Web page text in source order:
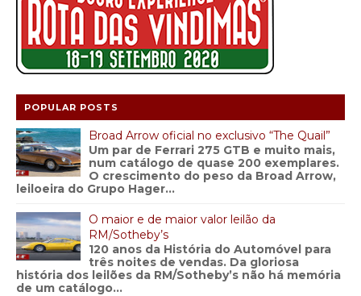
POPULAR POSTS
Broad Arrow oficial no exclusivo “The Quail”
Um par de Ferrari 275 GTB e muito mais,
num catálogo de quase 200 exemplares.
O crescimento do peso da Broad Arrow,
leiloeira do Grupo Hager...
O maior e de maior valor leilão da
RM/Sotheby’s
120 anos da História do Automóvel para
três noites de vendas. Da gloriosa
história dos leilões da RM/Sotheby’s não há memória
de um catálogo...